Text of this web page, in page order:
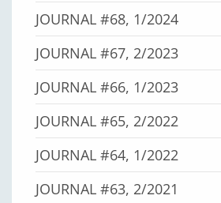
JOURNAL #68, 1/2024
JOURNAL #67, 2/2023
JOURNAL #66, 1/2023
JOURNAL #65, 2/2022
JOURNAL #64, 1/2022
JOURNAL #63, 2/2021